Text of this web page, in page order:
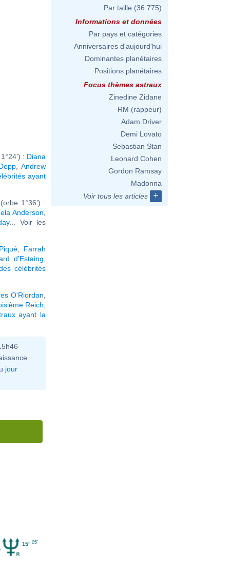
: Diana
,Andrew
ayant
1°36') :
Anderson
... Voir les
Farrah
d'Estaing
célébrités
O'Riordan
Reich
ayant la
jour
15° 05'
Par taille (36 775)
Informations et données
Par pays et catégories
Anniversaires d'aujourd'hui
Dominantes planétaires
Positions planétaires
Focus thèmes astraux
Zinedine Zidane
RM (rappeur)
Adam Driver
Demi Lovato
Sebastian Stan
Leonard Cohen
Gordon Ramsay
Madonna
Voir tous les articles
+